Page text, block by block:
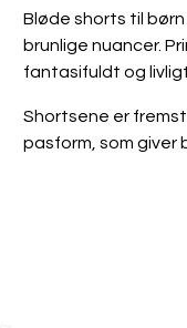
Bløde shorts til
brunlige nuancer.
fantasifuldt og
Shortsene er
pasform, som giver
Benåbningen er